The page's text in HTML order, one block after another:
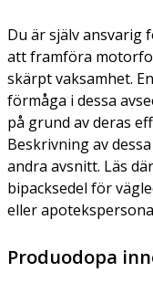
Du är själv ansvarig
att framföra
skärpt vaksamhet.
förmåga i dessa
på grund av deras
Beskrivning av
andra avsnitt. Läs
bipacksedel för
eller
Produodopa